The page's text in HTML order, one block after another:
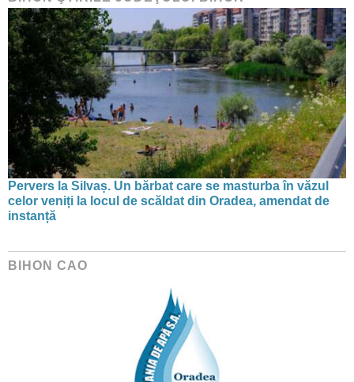
Pervers la Silvaș. Un bărbat care se masturba în văzul
celor veniți la locul de scăldat din Oradea, amendat de
instanță
BIHON CAO